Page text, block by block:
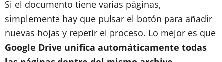
Si el documento tiene varias páginas,
simplemente hay que pulsar el botón para añadir
nuevas hojas y repetir el proceso. Lo mejor es que
Google Drive unifica automáticamente todas